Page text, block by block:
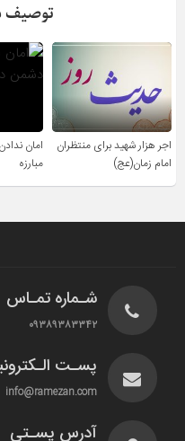
توصیف
اجر هزار شهید برای منتظران
امام زمان(عج)
امان
مبارزه
شـماره تمـاس
۰۹۳۸۹۳۸۳۳۴۲
پسـت
info@ramezan.com
آدرس پسـتی